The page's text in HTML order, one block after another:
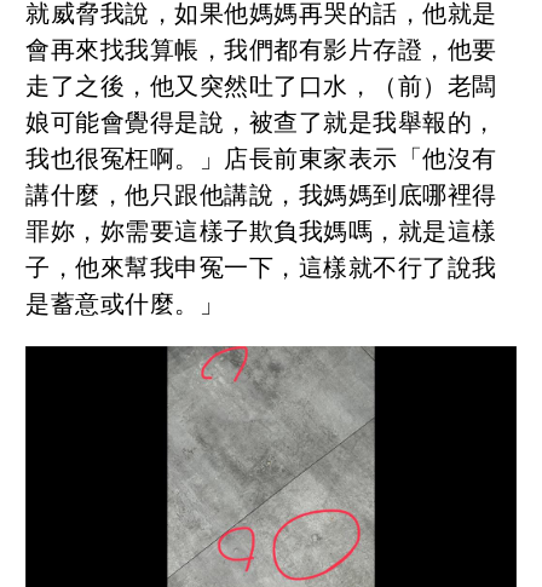
就威脅我說，如果他媽媽再哭的話，他就是
會再來找我算帳，我們都有影片存證，他要
走了之後，他又突然吐了口水，（前）老闆
娘可能會覺得是說，被查了就是我舉報的，
我也很冤枉啊。」店長前東家表示「他沒有
講什麼，他只跟他講說，我媽媽到底哪裡得
罪妳，妳需要這樣子欺負我媽嗎，就是這樣
子，他來幫我申冤一下，這樣就不行了說我
是蓄意或什麼。」